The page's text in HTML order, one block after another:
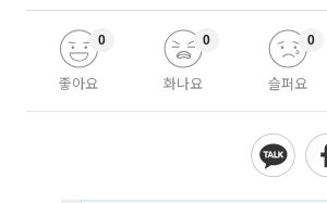
좋아요
0
화나요
0
슬퍼요
0